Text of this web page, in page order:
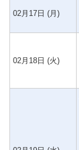
02月17日 (月)
02月18日 (火)